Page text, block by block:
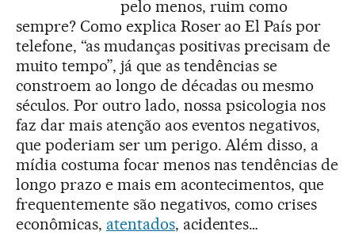
pelo menos, ruim como
sempre? Como explica Roser ao El País por
telefone, “as mudanças positivas precisam de
muito tempo”, já que as tendências se
constroem ao longo de décadas ou mesmo
séculos. Por outro lado, nossa psicologia nos
faz dar mais atenção aos eventos negativos,
que poderiam ser um perigo. Além disso, a
mídia costuma focar menos nas tendências de
longo prazo e mais em acontecimentos, que
frequentemente são negativos, como crises
econômicas, atentados, acidentes…